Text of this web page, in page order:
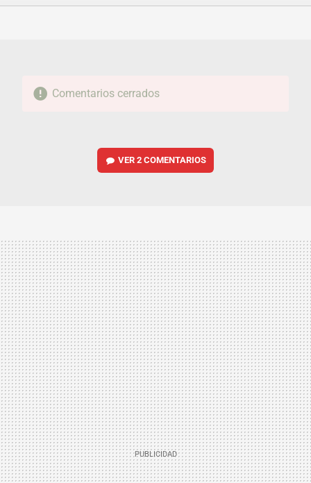
FACEBOOKTWITTERFLIPBOARD
E-
WHATSAPP
Comentarios cerrados
VER2 COMENTARIOS